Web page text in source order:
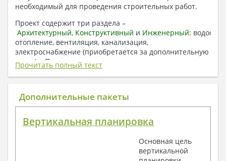
необходимый для проведения строительных работ.
Проект содержит три раздела –
Архитектурный, Конструктивный и Инженерный:
отопление, вентиляция, канализация,
электроснабжение (приобретается за дополнительную
плату) + Пояснительная записка.
1. Архитектурный раздел:
Общие данные по проекту
Поэтажные маркировочные планы с
Разрезы и состав конструкций
Прочитать полный текст
Дополнительные пакеты
Вертикальная планировка
Основная цель
вертикальной